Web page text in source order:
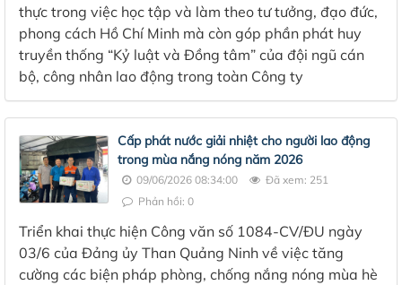
thực trong việc học tập và làm theo tư tưởng, đạo đức,
phong cách Hồ Chí Minh mà còn góp phần phát huy
truyền thống “Kỷ luật và Đồng tâm” của đội ngũ cán
bộ, công nhân lao động trong toàn Công ty
Cấp phát nước giải nhiệt cho người lao động
trong mùa nắng nóng năm 2026
09/06/2026 08:34:00
Đã xem: 251
Phản hồi: 0
Triển khai thực hiện Công văn số 1084-CV/ĐU ngày
03/6 của Đảng ủy Than Quảng Ninh về việc tăng
cường các biện pháp phòng, chống nắng nóng mùa hè